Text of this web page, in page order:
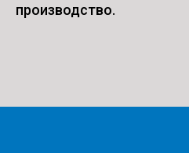
производство.